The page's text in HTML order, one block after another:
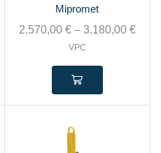
Mipromet
2.570,00 €– 3.180,00 €
VPC